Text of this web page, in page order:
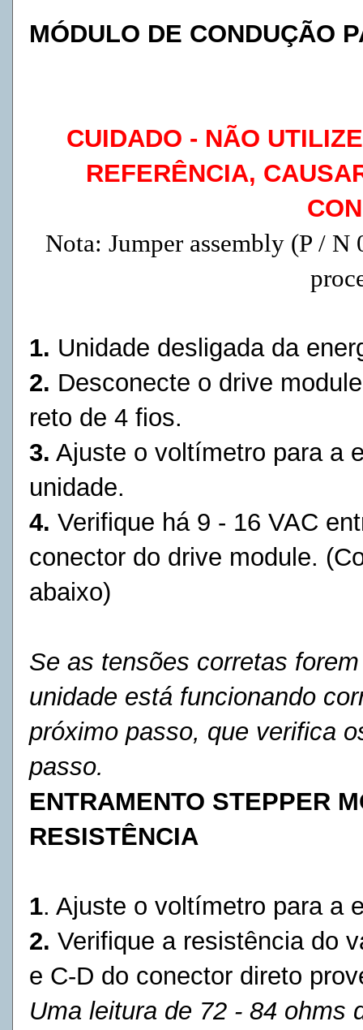
MÓDULO DE CONDUÇÃO
CUIDADO - NÃO
REFERÊNCIA,
Nota: Jumper assembly (P / N
1. Unidade desligada da
2. Desconecte o drive
reto de 4 fios.
3. Ajuste o voltímetro para a
unidade.
4. Verifique há 9 - 16 VAC
conector do drive module.
abaixo)
Se as tensões corretas
unidade está funcionando
próximo passo, que verifica
passo.
ENTRAMENTO STEPPER
RESISTÊNCIA
1. Ajuste o voltímetro para a
2. Verifique a resistência do
e C-D do conector direto
Uma leitura de 72 - 84 ohms